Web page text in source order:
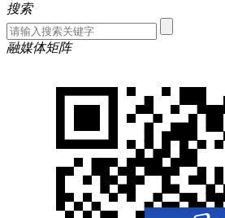
搜索
融媒体矩阵